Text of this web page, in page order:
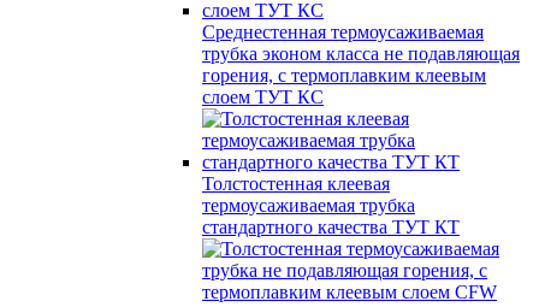
Среднестенная термоусаживаемая
трубка эконом класса не подавляющая
горения, с термоплавким клеевым
слоем ТУТ КС
Толстостенная клеевая
термоусаживаемая трубка
стандартного качества ТУТ КТ